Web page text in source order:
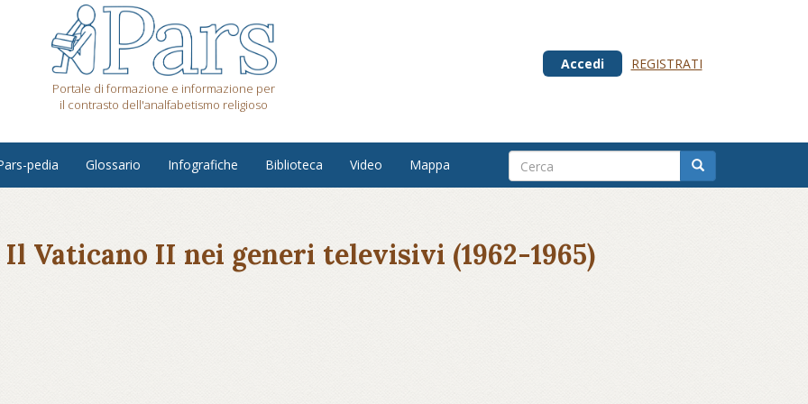
Portale di formazione e informazione per
il contrasto dell'analfabetismo religioso
Accedi REGISTRATI
pedia Glossario Infografiche Biblioteca Video Mappa
Vaticano II nei generi televisivi (1962-1965)